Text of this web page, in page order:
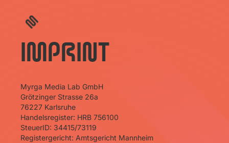
IMPRINT
Myrga Media Lab GmbH
Grötzinger Strasse 26a
76227 Karlsruhe
Handelsregister: HRB 756100
SteuerID: 34415/73119
Registergericht: Amtsgericht Mannheim